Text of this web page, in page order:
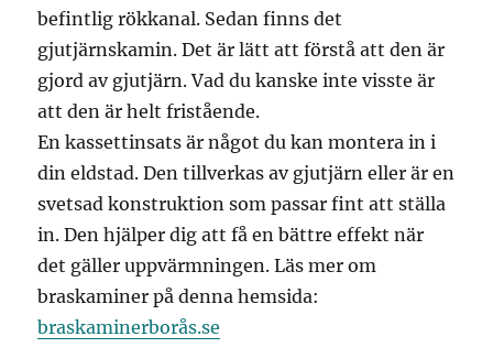
befintlig rökkanal. Sedan finns det
gjutjärnskamin. Det är lätt att förstå att den är
gjord av gjutjärn. Vad du kanske inte visste är
att den är helt fristående.
En kassettinsats är något du kan montera in i
din eldstad. Den tillverkas av gjutjärn eller är en
svetsad konstruktion som passar fint att ställa
in. Den hjälper dig att få en bättre effekt när
det gäller uppvärmningen. Läs mer om
braskaminer på denna hemsida:
braskaminerborås.se